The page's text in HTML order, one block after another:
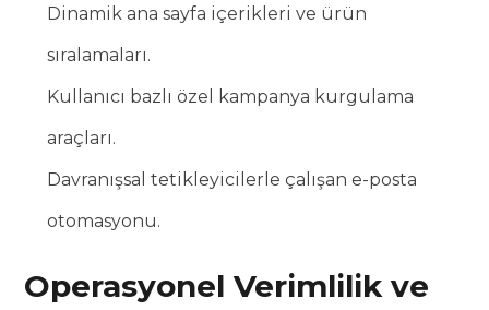
Dinamik ana sayfa içerikleri ve ürün
sıralamaları.
Kullanıcı bazlı özel kampanya kurgulama
araçları.
Davranışsal tetikleyicilerle çalışan e-posta
otomasyonu.
Operasyonel Verimlilik ve